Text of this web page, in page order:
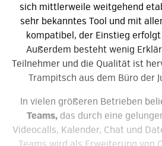
sich mittlerweile weitgehend
sehr bekanntes Tool und mit
kompatibel, der Einstieg
Außerdem besteht wenig
Teilnehmer und die Qualität ist
Trampitsch aus dem Büro der
In vielen größeren Betrieben
Teams, das durch eine
Videocalls, Kalender, Chat und